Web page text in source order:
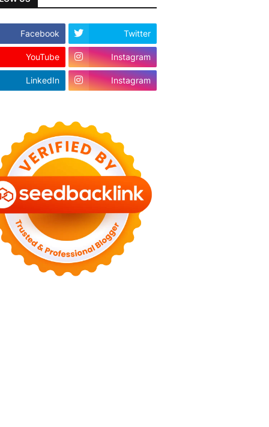
Facebook Twitter
YouTube Instagram
LinkedIn Instagram